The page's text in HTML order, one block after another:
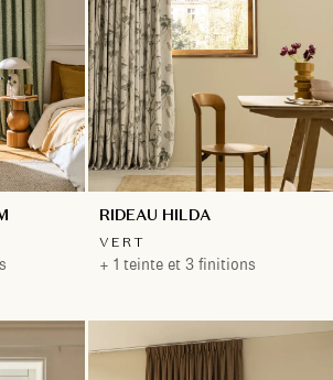
RIDEAU HILDA
VERT
+ 1 teinte et 3 finitions